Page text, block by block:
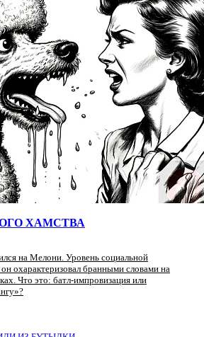
ХАМСТВА
на Мелони. Уровень социальной
охарактеризовал бранными словами на
Что это: батл-импровизация или